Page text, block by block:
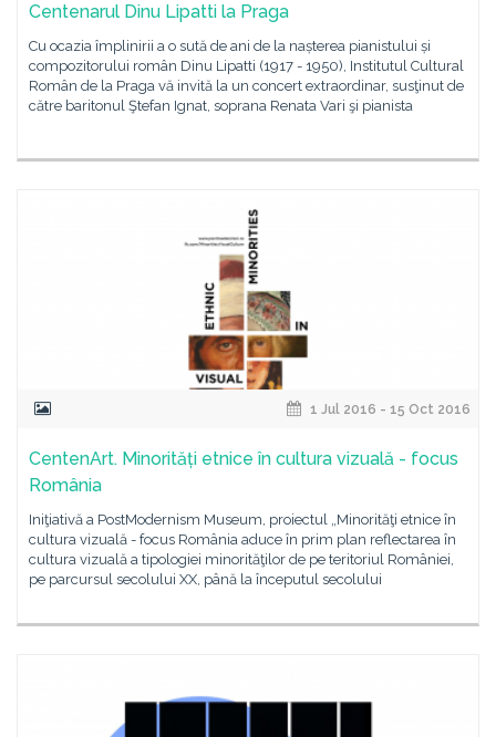
Centenarul Dinu Lipatti la Praga
Cu ocazia împlinirii a o sută de ani de la nașterea pianistului și
compozitorului român Dinu Lipatti (1917 - 1950), Institutul Cultural
Român de la Praga vă invită la un concert extraordinar, susţinut de
către baritonul Ştefan Ignat, soprana Renata Vari şi pianista
1 Jul 2016 - 15 Oct 2016
CentenArt. Minorități etnice în cultura vizuală - focus
România
Iniţiativă a PostModernism Museum, proiectul „Minorităţi etnice în
cultura vizuală - focus România aduce în prim plan reflectarea în
cultura vizuală a tipologiei minorităţilor de pe teritoriul României,
pe parcursul secolului XX, până la începutul secolului